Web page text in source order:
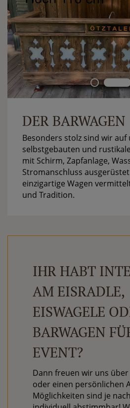
DER BARWAGEN
Besonders stolz sind wir auf
selbstgebauten und
mit Schirm, Zapfanlage,
Stromanschluss
einzigartige Wagen
und Tradition.
IHR HABT
AM EISRADLE,
EISWAGELE
BARWAGEN
EVENT?
Dann freuen wir uns
oder einen persönlichen
Möglichkeiten sind je